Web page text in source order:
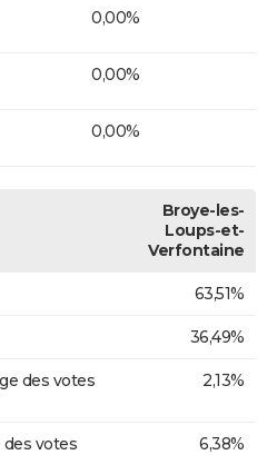
0,00%
0,00%
0,00%
Broye-les-
Loups-et-
Verfontaine
63,51%
36,49%
des votes
2,13%
votes
6,38%